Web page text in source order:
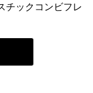
チックコンビフレ